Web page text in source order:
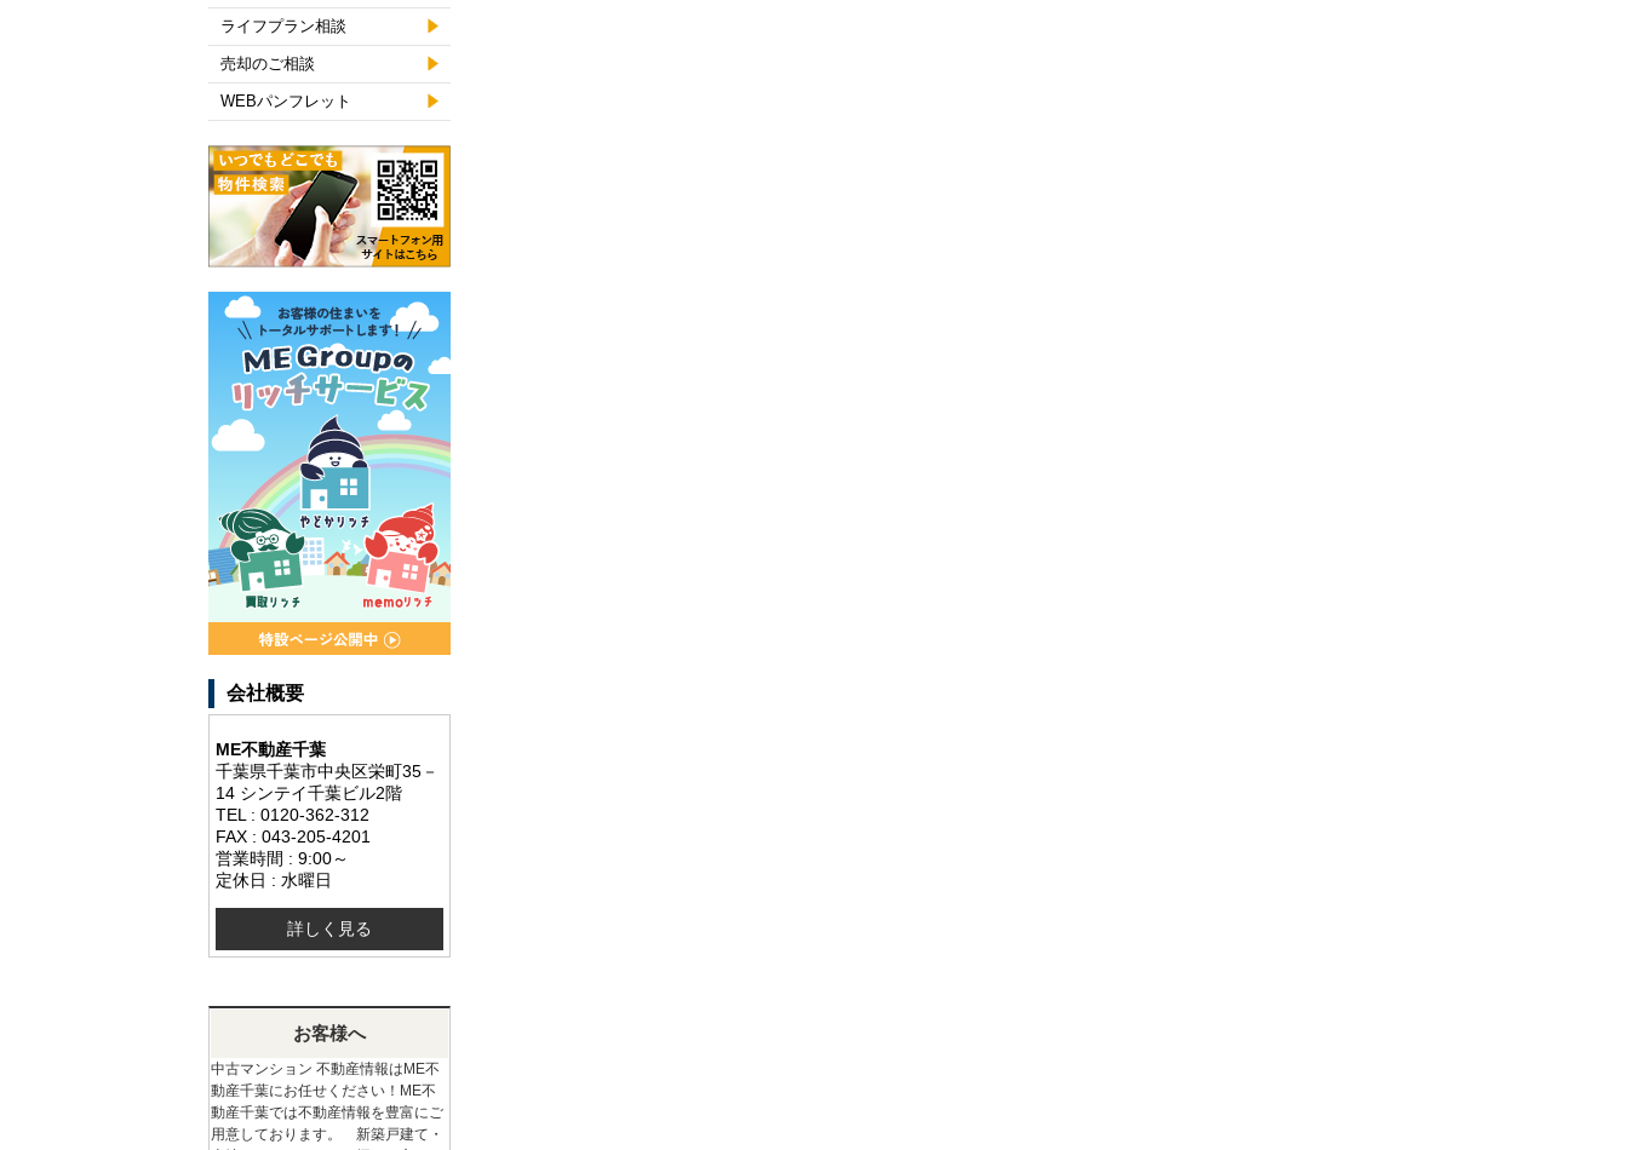
ライフプラン相談
売却のご相談
WEBパンフレット
会社概要
ME不動産千葉
千葉県千葉市中央区栄町35－
14 シンテイ千葉ビル2階
TEL : 0120-362-312
FAX : 043-205-4201
営業時間 : 9:00～
定休日 : 水曜日
詳しく見る
お客様へ
中古マンション 不動産情報はME不
動産千葉にお任せください！ME不
動産千葉では不動産情報を豊富にご
用意しております。 新築戸建て・